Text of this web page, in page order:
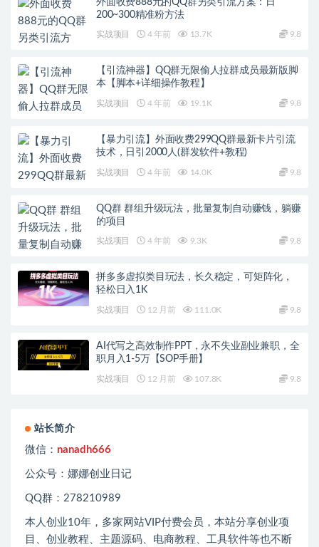
200~300精准粉方法
实战项目 4 年前 13.7K 9.8
【引流神器】QQ群无限偷人拉群成员最新版脚
本【脚本+详细操作教程】
实战项目 4 年前 19.1K 9.8
【暴力引流】外面收费299QQ群最新卡片引流
技术，日引2000人(群发软件+教程)
实战项目 4 年前 14.0K 9.8
QQ群 群组升级玩法，批量复制自动赚钱，躺赚
的项目
实战项目 4 年前 9.3K 9.8
拼多多虚拟类目玩法，长久稳定，可矩阵化，
轻松日入1K
实战项目 12 月前 111.0K 9.8
AI代写之高效制作PPT，永不失业副业兼职，全
职月入1-5万【SOP手册】
实战项目 12 月前 107.8K 9.8
站长简介
微信： nanadh666
公众号：娜娜创业日记
QQ群：278210989
本人创业10年，多家网站VIP付费会员，本站分享创业项
目、创业教程、主题源码、电商教程、工具软件等也不断